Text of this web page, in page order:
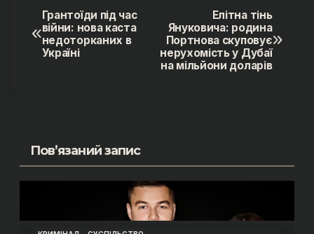
Навігація
записів
Елітна тінь
Януковича: родина
Портнова скуповує
нерухомість у Дубаї
на мільйони доларів
Грантоїди під час
війни: нова каста
недоторканих в
Україні
Пов’язаний запис